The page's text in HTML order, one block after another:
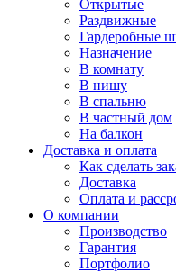
Открытые
Раздвижные
Гардеробные
Назначение
В комнату
В нишу
В спальню
В частный дом
На балкон
Доставка и оплата
Как сделать
Доставка
Оплата и
О компании
Производство
Гарантия
Портфолио